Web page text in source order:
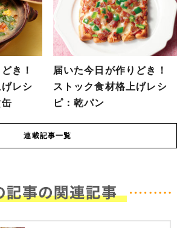
き！
レシ
届いた今日が作りどき！
ストック食材格上げレシ
ピ：乾パン
連載記事一覧